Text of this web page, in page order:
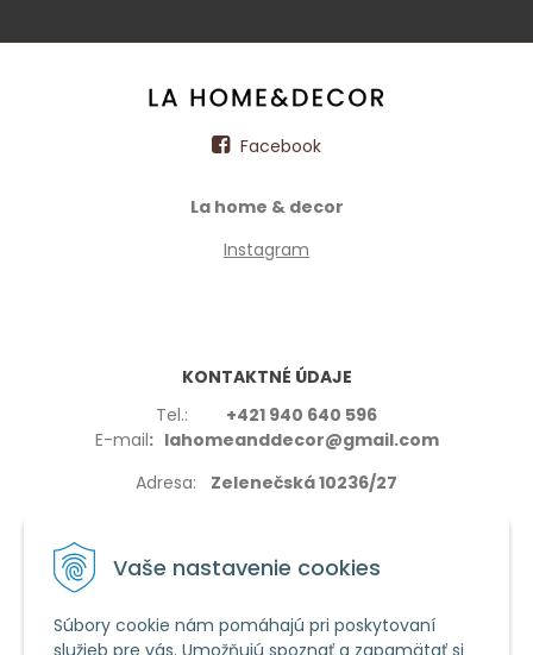
Vaše nastavenie cookies
Súbory cookie nám pomáhajú pri poskytovaní
služieb pre vás. Umožňujú spoznať a zapamätať si
Facebook
La home & decor
Instagram
KONTAKTNÉ ÚDAJE
Tel.: +421 940 640 596
E-mail: lahomeanddecor@gmail.com
Adresa: Zelenečská 10236/27